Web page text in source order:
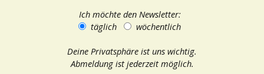
Ich möchte den Newsletter:
täglich
wöchentlich
Deine Privatsphäre ist uns wichtig.
Abmeldung ist jederzeit möglich.